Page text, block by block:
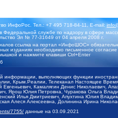
ИнфоРос. Тел.: +7 495 718-84-11, E-mail:
службе по надзору в сфере
Эл № 77-31649 от 04 апреля 2008 г.
ссылка на портал «ИнфоШОС»
изданиях необходимо письменное
и нажмите клавиши Ctrl+Enter
информации, выполняющих функции
Крым.Реалии, Телеканал Настоящее
Камалягин Денис Николаевич,
Ярош Юлия Петровна, Чуракова Ольга
Илья Дмитриевич, Апухтина Юлия
Алеся Алексеевна, Долинина Ирина
7755/ данные на 03.09.2021